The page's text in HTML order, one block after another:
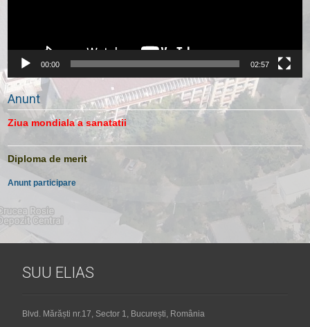
00:00 02:57
Anunt
Ziua mondiala a sanatatii
Diploma de merit
Anunt participare
SUU ELIAS
Blvd. Mărăști nr.17, Sector 1, București, România